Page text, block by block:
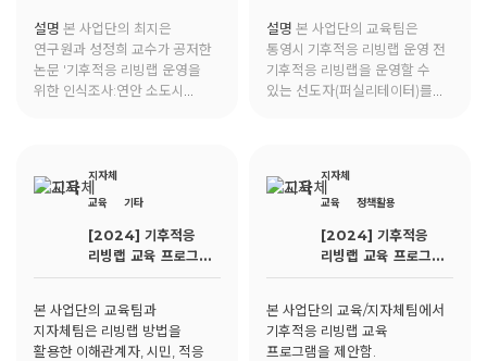
게재됨.
설명 본 사업단의 최지은
연구원과 성정희 교수가 공저한
논문 '기후적응 리빙랩 운영을
위한 인식조사:연안 소도시
설명 본 사업단의 교육팀은
통영시 기후적응 리빙랩 운영 전
기후적응 리빙랩을 운영할 수
있는 선도자(퍼실리테이터)를
지자체
교육
기타
[2024] 기후적응
리빙랩 교육 프로그램
제안
본 사업단의 교육팀과
지자체팀은 리빙랩 방법을
활용한 이해관계자, 시민, 적응
지자체
교육
정책활용
[2024] 기후적응
리빙랩 교육 프로그램
제안
본 사업단의 교육/지자체팀에서
기후적응 리빙랩 교육
프로그램을 제안함.